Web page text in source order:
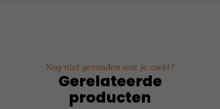
Nog niet gevonden wat je zoekt?
Gerelateerde
producten